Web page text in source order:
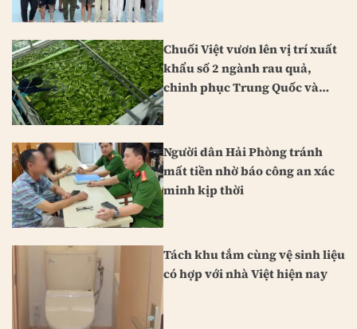
Chuối Việt vươn lên vị trí xuất
khẩu số 2 ngành rau quả,
chinh phục Trung Quốc và
Người dân Hải Phòng tránh
mất tiền nhờ báo công an xác
minh kịp thời
Tách khu tắm cùng vệ sinh liệu
có hợp với nhà Việt hiện nay